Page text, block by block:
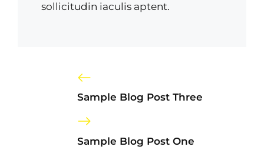
sollicitudin iaculis aptent.
Sample Blog Post Three
Sample Blog Post One